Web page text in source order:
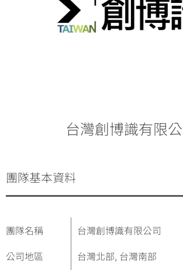
台灣創博識有限
團隊基本資料
團隊名稱
台灣創博識有限公司
公司地區
台灣北部, 台灣南部